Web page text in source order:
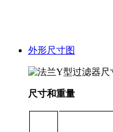
外形尺寸图
尺寸和重量